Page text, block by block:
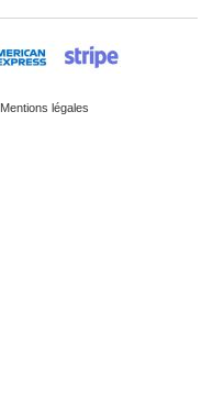
Mentions légales